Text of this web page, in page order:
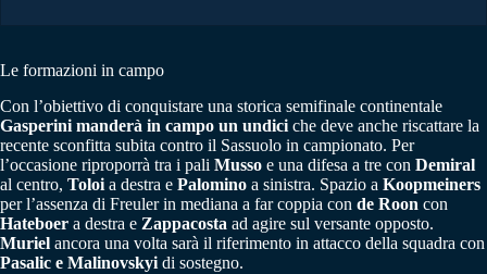
Le formazioni in campo
Con l’obiettivo di conquistare una storica semifinale continentale
Gasperini manderà in campo un undici che deve anche riscattare la
recente sconfitta subita contro il Sassuolo in campionato. Per
l’occasione riproporrà tra i pali Musso e una difesa a tre con Demiral
al centro, Toloi a destra e Palomino a sinistra. Spazio a Koopmeiners
per l’assenza di Freuler in mediana a far coppia con de Roon con
Hateboer a destra e Zappacosta ad agire sul versante opposto.
Muriel ancora una volta sarà il riferimento in attacco della squadra con
Pasalic e Malinovskyi di sostegno.